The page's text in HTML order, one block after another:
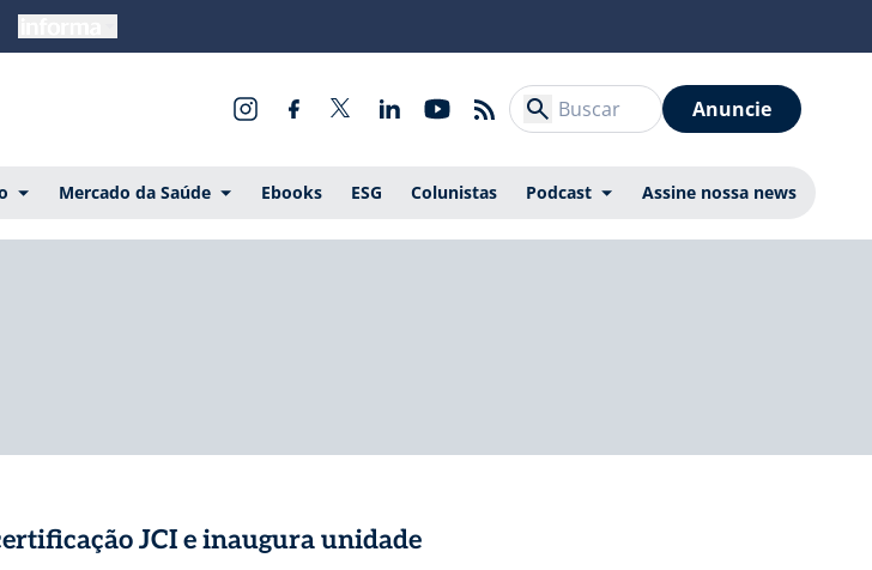
Anuncie
Mercado da Saúde Ebooks ESG Colunistas Podcast Assine nossa news
JCI e inaugura unidade